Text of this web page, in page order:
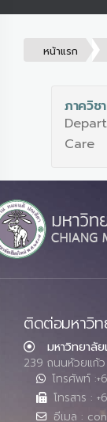
หน้าแรก
ภาควิช
Care
ติดต่อมหาวิท
มหาวิทยาลัย
239 ถนนห้วยแก้
โทรศัพท์
โทรสาร :
อีเมล :